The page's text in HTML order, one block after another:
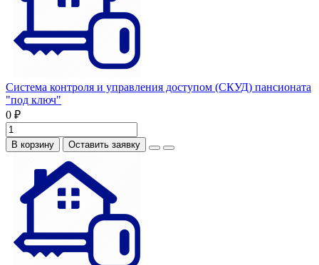
Система контроля и управления доступом (СКУД) пансионата
"под ключ"
0 ₽
В корзину Оставить заявку